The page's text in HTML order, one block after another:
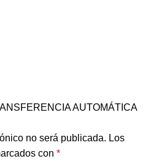
AUTOMÁTICA
no será publicada. Los
con *